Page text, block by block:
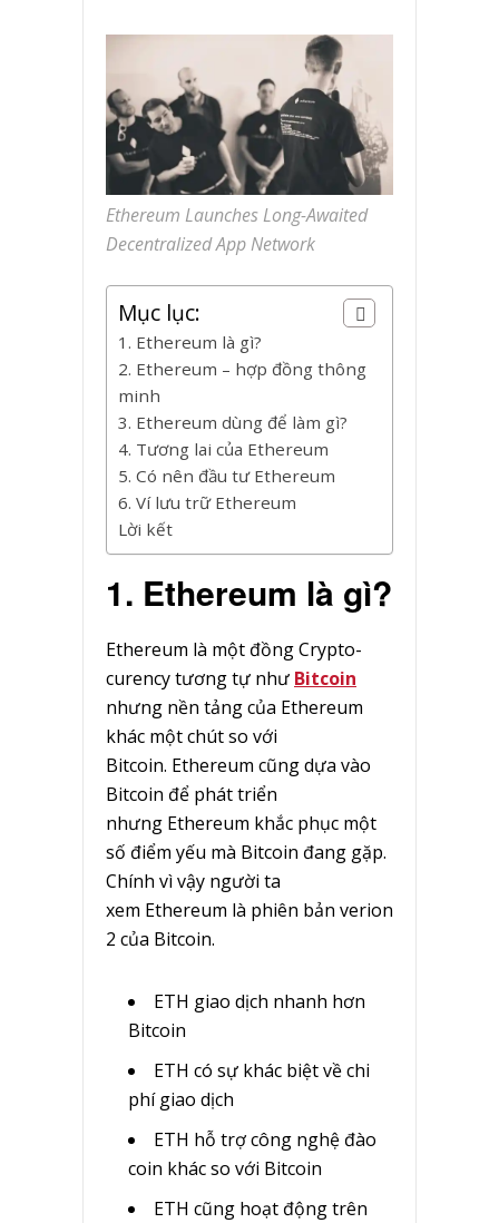
Ethereum Launches Long-Awaited
Decentralized App Network
Mục lục:
1. Ethereum là gì?
2. Ethereum – hợp đồng thông
minh
3. Ethereum dùng để làm gì?
4. Tương lai của Ethereum
5. Có nên đầu tư Ethereum
6. Ví lưu trữ Ethereum
Lời kết
1. Ethereum là gì?
Ethereum là một đồng Crypto-
curency tương tự như Bitcoin
nhưng nền tảng của Ethereum
khác một chút so với
Bitcoin. Ethereum cũng dựa vào
Bitcoin để phát triển
nhưng Ethereum khắc phục một
số điểm yếu mà Bitcoin đang gặp.
Chính vì vậy người ta
xem Ethereum là phiên bản verion
2 của Bitcoin.
ETH giao dịch nhanh hơn
Bitcoin
ETH có sự khác biệt về chi
phí giao dịch
ETH hỗ trợ công nghệ đào
coin khác so với Bitcoin
ETH cũng hoạt động trên